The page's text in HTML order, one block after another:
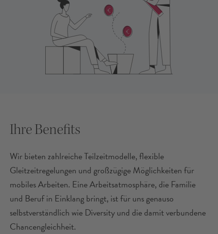
Ihre Benefits
Wir bieten zahlreiche Teilzeitmodelle, flexible
Gleitzeitregelungen und großzügige Möglichkeiten für
mobiles Arbeiten. Eine Arbeitsatmosphäre, die Familie
und Beruf in Einklang bringt, ist für uns genauso
selbstverständlich wie Diversity und die damit verbundene
Chancengleichheit.